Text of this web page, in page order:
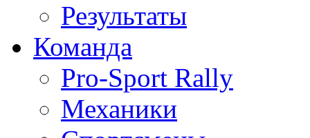
Результаты
Команда
Pro-Sport Rally
Механики